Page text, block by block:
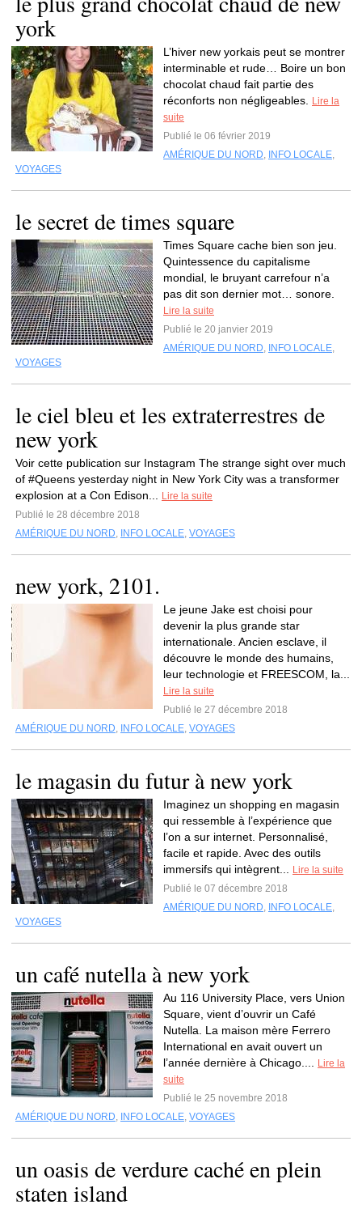
york
L’hiver new yorkais peut se montrer
interminable et rude… Boire un bon
chocolat chaud fait partie des
réconforts non négligeables.
Lire la
suite
Publié le 06 février 2019
AMÉRIQUE DU NORD, INFO LOCALE,
VOYAGES
le secret de times square
Times Square cache bien son jeu.
Quintessence du capitalisme
mondial, le bruyant carrefour n’a
pas dit son dernier mot… sonore.
Lire la suite
Publié le 20 janvier 2019
AMÉRIQUE DU NORD, INFO LOCALE,
VOYAGES
le ciel bleu et les extraterrestres de
new york
Voir cette publication sur Instagram The strange sight over much
of #Queens yesterday night in New York City was a transformer
explosion at a Con Edison...
Lire la suite
Publié le 28 décembre 2018
AMÉRIQUE DU NORD, INFO LOCALE, VOYAGES
new york, 2101.
Le jeune Jake est choisi pour
devenir la plus grande star
internationale. Ancien esclave, il
découvre le monde des humains,
leur technologie et FREESCOM, la...
Lire la suite
Publié le 27 décembre 2018
AMÉRIQUE DU NORD, INFO LOCALE, VOYAGES
le magasin du futur à new york
Imaginez un shopping en magasin
qui ressemble à l’expérience que
l’on a sur internet. Personnalisé,
facile et rapide. Avec des outils
immersifs qui intègrent...
Lire la suite
Publié le 07 décembre 2018
AMÉRIQUE DU NORD, INFO LOCALE,
VOYAGES
un café nutella à new york
Au 116 University Place, vers Union
Square, vient d’ouvrir un Café
Nutella. La maison mère Ferrero
International en avait ouvert un
l’année dernière à Chicago....
Lire la
suite
Publié le 25 novembre 2018
AMÉRIQUE DU NORD, INFO LOCALE, VOYAGES
un oasis de verdure caché en plein
staten island